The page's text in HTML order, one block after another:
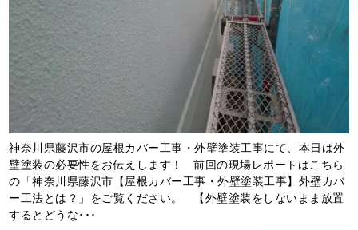
神奈川県藤沢市の屋根カバー工事・外壁塗装工事にて、本日は外
壁塗装の必要性をお伝えします！ 前回の現場レポートはこちら
の「神奈川県藤沢市【屋根カバー工事・外壁塗装工事】外壁カバ
ー工法とは？」をご覧ください。 【外壁塗装をしないまま放置
するとどうな･･･